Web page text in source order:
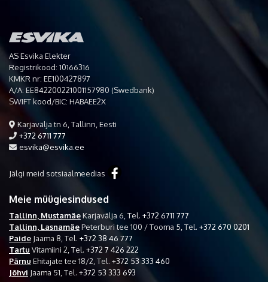
AS Esvika Elekter
Registrikood: 10166316
KMKR nr: EE100427897
A/A: EE842200221001157980 (Swedbank)
SWIFT kood/BIC: HABAEE2X
Karjavälja tn 6, Tallinn, Eesti
+372 6711 777
esvika@esvika.ee
Jälgi meid sotsiaalmeedias
Meie müügiesindused
Tallinn, MustamäeKarjavälja 6, Tel. +372 6711 777
Tallinn, LasnamäePeterburi tee 100 / Tooma 5, Tel. +372 670 0201
Paide Jaama 8, Tel. +372 38 46 777
Tartu Vitamiini 2, Tel. +372 7 426 222
Pärnu Ehitajate tee 18/2, Tel. +372 53 333 460
Jõhvi Jaama 51, Tel. +372 53 333 693